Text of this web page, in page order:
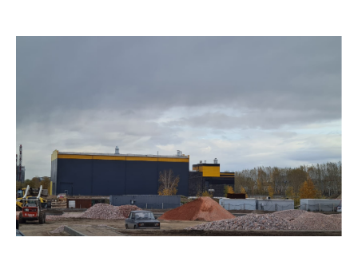
мощности по выпуску готовой продукции.
01.08.2025
Фотоотчет о ходе строительства предприятия
ООО «РусСилика» на территории ОЭЗ Кулибин
(г. Дзержинск, Нижегородская область). Июль
2025г.
07.07.2025